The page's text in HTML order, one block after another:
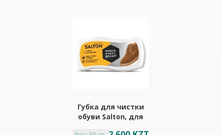
Губка для чистки
обуви Salton, для